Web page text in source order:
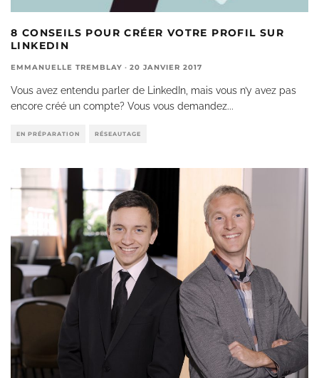
8 CONSEILS POUR CRÉER VOTRE PROFIL SUR
LINKEDIN
EMMANUELLE TREMBLAY · 20 JANVIER 2017
Vous avez entendu parler de LinkedIn, mais vous n’y avez pas
encore créé un compte? Vous vous demandez...
EN PRÉPARATION RÉSEAUTAGE